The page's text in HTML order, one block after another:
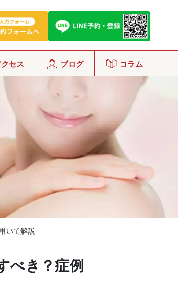
セス ブログ コラム
いて解説
べき？症例